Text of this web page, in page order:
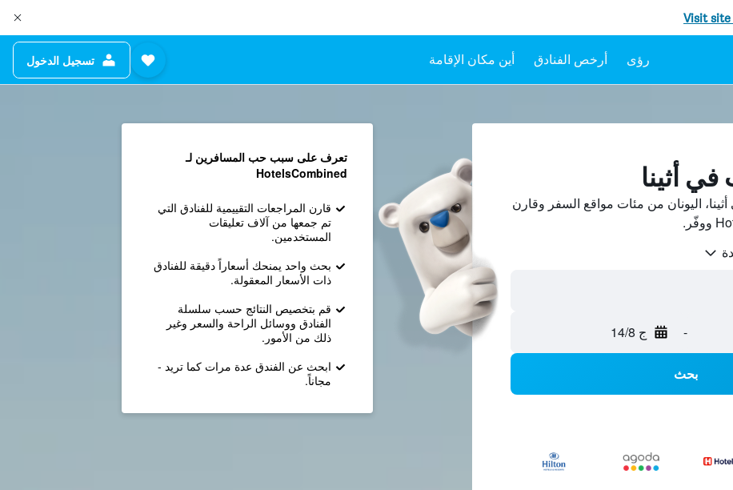
Visit site
رؤى أرخص الفنادق أين مكان الإقامة تسجيل الدخول
أثينا
اليونان من مئات مواقع السفر وقارن
- ج 14/8
بحث
تعرف على سبب حب المسافرين لـ
HotelsCombined
قارن المراجعات التقييمية للفنادق التي
تم جمعها من آلاف تعليقات
المستخدمين.
بحث واحد يمنحك أسعاراً دقيقة للفنادق
ذات الأسعار المعقولة.
قم بتخصيص النتائج حسب سلسلة
الفنادق ووسائل الراحة والسعر وغير
ذلك من الأمور.
ابحث عن الفندق عدة مرات كما تريد -
مجاناً.